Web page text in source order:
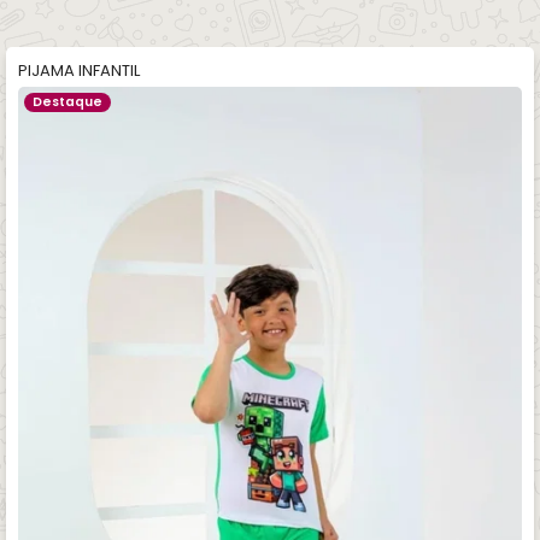
PIJAMA INFANTIL
Destaque